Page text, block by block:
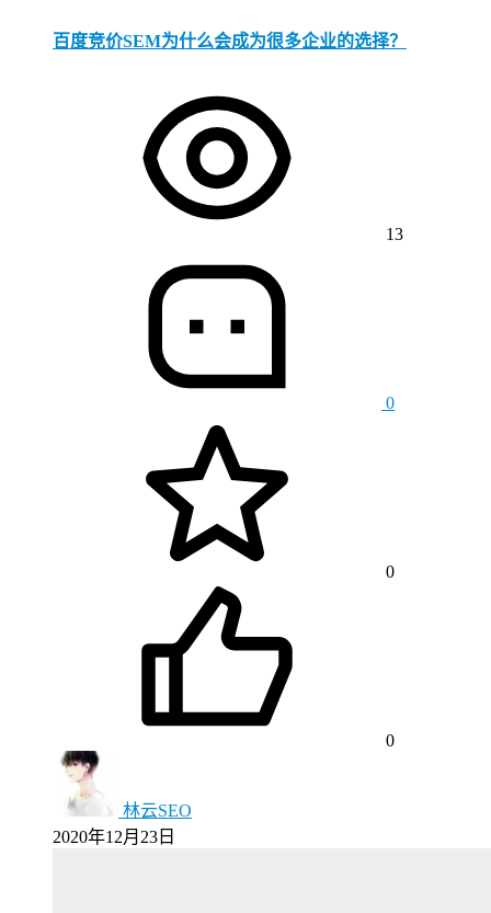
百度竞价SEM为什么会成为很多企业的选择？
13
0
0
0
林云SEO
2020年12月23日